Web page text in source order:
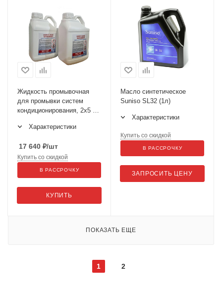
Жидкость промывочная
для промывки систем
кондиционирования, 2x5 л.
Характеристики
17 640 ₽/шт
КУПИТЬ
Купить со скидкой
В РАССРОЧКУ
Масло синтетическое
Suniso SL32 (1л)
Характеристики
ЗАПРОСИТЬ ЦЕНУ
Купить со скидкой
В РАССРОЧКУ
ПОКАЗАТЬ ЕЩЕ
1 2